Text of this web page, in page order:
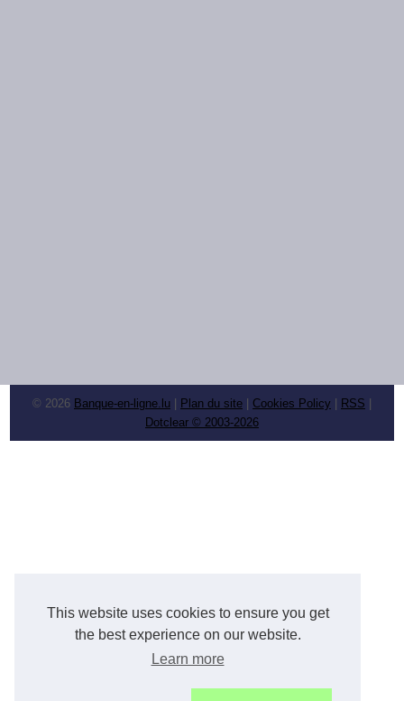
This website uses cookies to ensure you get
the best experience on our website.
Learn more
© 2026 Banque-en-ligne.lu Plan du site Cookies Policy RSS
Dotclear © 2003-2026